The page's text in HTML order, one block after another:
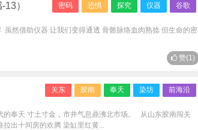
密码 恐惧 探究 仪器 谷歌
）
然借助仪器 让我们变得通透 骨骼脉络血肉熟捻 但生命的密
赞(1)
关东 胶南 奉天 染坊 前海沿
的奉天 寸土寸金，市井气息鼎沸北市场。 从山东胶南闯关
出十间房的欢腾 染缸里红黄...